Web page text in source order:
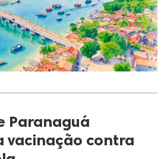
Paranaguá
vacinação contra